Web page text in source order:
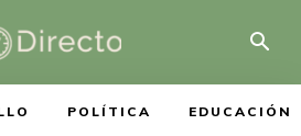
POLÍTICA EDUCACIÓN